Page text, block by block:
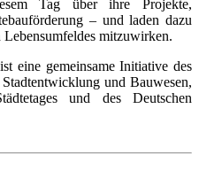
Tag über ihre Projekte,
– und laden dazu
Lebensumfeldes mitzuwirken.
eine gemeinsame Initiative des
und Bauwesen,
und des Deutschen